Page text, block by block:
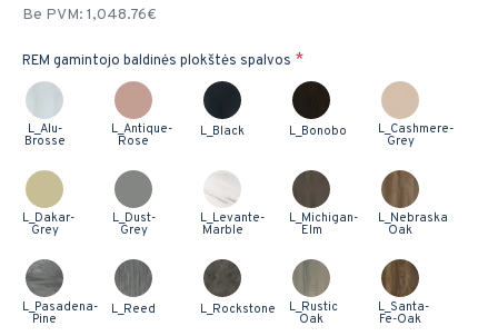
Be PVM: 1,048.76€
REM gamintojo baldinės plokštės spalvos
L_Alu-
Brosse
L_Antique-
Rose
L_Black L_Bonobo L_Cashmere-
Grey
L_Dakar-
Grey
L_Dust-
Grey
L_Levante-
Marble
L_Michigan-
Elm
L_Nebraska
Oak
L_Pasadena-
Pine
L_Reed L_Rockstone L_Rustic
Oak
L_Santa-
Fe-Oak